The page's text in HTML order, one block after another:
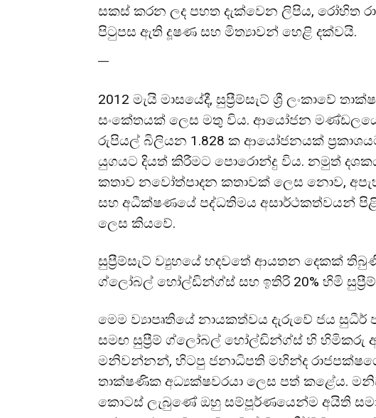
සකස් කරන ලද පහත දැක්වෙන ලිපිය, රෝහිත
පිටුපස ඇති දූෂණ සහ මිත්‍යාවන් හෙළි දක්වයි.
—
2012 මැයි මාසයේදී, සුප්‍රීම්සැට් ශ්‍රී ලංකාවේ
සංකේතයක් ලෙස මතු විය. ආයෝජන මණ්ඩලයේ
රුපියල් බිලියන 1.828 ක ආයෝජනයක්
යුගයට දියත් කිරීමට පොරොන්දු විය. නමුත්
කතාව නවෝත්පාදන කතාවක් ලෙස නොව,
සහ අධීක්ෂණයේ පද්ධතිමය අසාර්ථකත්වයන්
ලෙස කියවේ.
සුප්‍රීම්සැට් ව්‍යුහයේ හදවතේ ආයතන දෙකක්
ග්ලෝබල් හෝල්ඩින්ග්ස් සහ ඉතිරි 20% හිමි
මෙම ව්‍යාපෘතියේ නායකත්වය දැරුවේ ජය
සමඟ සුප්‍රීම් ග්ලෝබල් හෝල්ඩින්ග්ස් හි හිමිකරු
මනිවන්නන්, හිටපු ජනාධිපති මහින්ද
තාක්ෂණික අධ්‍යක්ෂවරයා ලෙස පත් කළේය.
කොටස් ලැබුණේ ඔහු සම්පූර්ණයෙන්ම අයිති